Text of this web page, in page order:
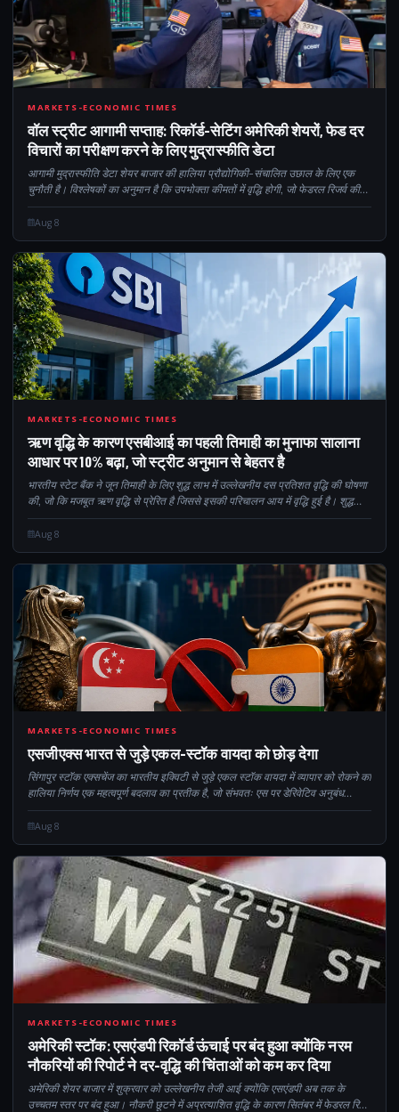
CM
MARKETS-ECONOMIC TIMES
वॉल स्ट्रीट आगामी सप्ताह: रिकॉर्ड-सेटिंग अमेरिकी शेयरों, फेड दर
विचारों का परीक्षण करने के लिए मुद्रास्फीति डेटा
आगामी मुद्रास्फीति डेटा शेयर बाजार की हालिया प्रौद्योगिकी-संचालित उछाल के लिए एक
चुनौती है। विश्लेषकों का अनुमान है कि उपभोक्ता कीमतों में वृद्धि होगी, जो फेडरल रिजर्व की
मौद्रिक नीति को प्रभावित कर सकती है। इस बीच, जियोपो को आसान बनाया गया...
Aug 8
10
MARKETS-ECONOMIC TIMES
ऋण वृद्धि के कारण एसबीआई का पहली तिमाही का मुनाफा सालाना
आधार पर 10% बढ़ा, जो स्ट्रीट अनुमान से बेहतर है
भारतीय स्टेट बैंक ने जून तिमाही के लिए शुद्ध लाभ में उल्लेखनीय दस प्रतिशत वृद्धि की घोषणा
की, जो कि मजबूत ऋण वृद्धि से प्रेरित है जिससे इसकी परिचालन आय में वृद्धि हुई है। शुद्ध
ब्याज में साल-दर-साल पंद्रह प्रतिशत की वृद्धि...
Aug 8
CM
MARKETS-ECONOMIC TIMES
एसजीएक्स भारत से जुड़े एकल-स्टॉक वायदा को छोड़ देगा
सिंगापुर स्टॉक एक्सचेंज का भारतीय इक्विटी से जुड़े एकल स्टॉक वायदा में व्यापार को रोकने का
हालिया निर्णय एक महत्वपूर्ण बदलाव का प्रतीक है, जो संभवतः एस पर डेरिवेटिव अनुबंध
प्रथाओं की भारतीय नियामकों की जांच से प्रेरित है...
Aug 8
CM
MARKETS-ECONOMIC TIMES
अमेरिकी स्टॉक: एसएंडपी रिकॉर्ड ऊंचाई पर बंद हुआ क्योंकि नरम
नौकरियों की रिपोर्ट ने दर-वृद्धि की चिंताओं को कम कर दिया
अमेरिकी शेयर बाजार में शुक्रवार को उल्लेखनीय तेजी आई क्योंकि एसएंडपी अब तक के
उच्चतम स्तर पर बंद हुआ। नौकरी छूटने में अप्रत्याशित वृद्धि के कारण सितंबर में फेडरल रिजर्व